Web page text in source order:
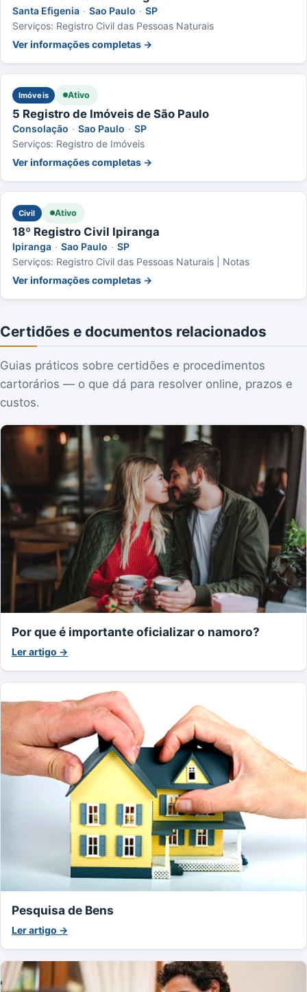
Santa Efigenia · Sao Paulo · SP
Serviços: Registro Civil das Pessoas Naturais
Ver informações completas →
Imóveis Ativo
5 Registro de Imóveis de São Paulo
Consolação · Sao Paulo · SP
Serviços: Registro de Imóveis
Ver informações completas →
Civil Ativo
18º Registro Civil Ipiranga
Ipiranga · Sao Paulo · SP
Serviços: Registro Civil das Pessoas Naturais | Notas
Ver informações completas →
Certidões e documentos relacionados
Guias práticos sobre certidões e procedimentos
cartorários — o que dá para resolver online, prazos e
custos.
Por que é importante oficializar o namoro?
Ler artigo →
Pesquisa de Bens
Ler artigo →